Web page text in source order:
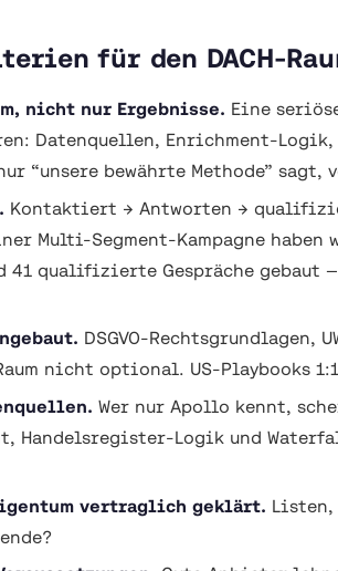
für den DACH-
nicht nur Ergebnisse. Eine
Datenquellen, Enrichment-
“unsere bewährte Methode”
Kontaktiert → Antworten →
Multi-Segment-Kampagne haben
41 qualifizierte Gespräche gebaut
DSGVO-Rechtsgrundlagen,
nicht optional. US-Playbooks
Wer nur Apollo kennt,
Handelsregister-Logik und
vertraglich geklärt. Listen,